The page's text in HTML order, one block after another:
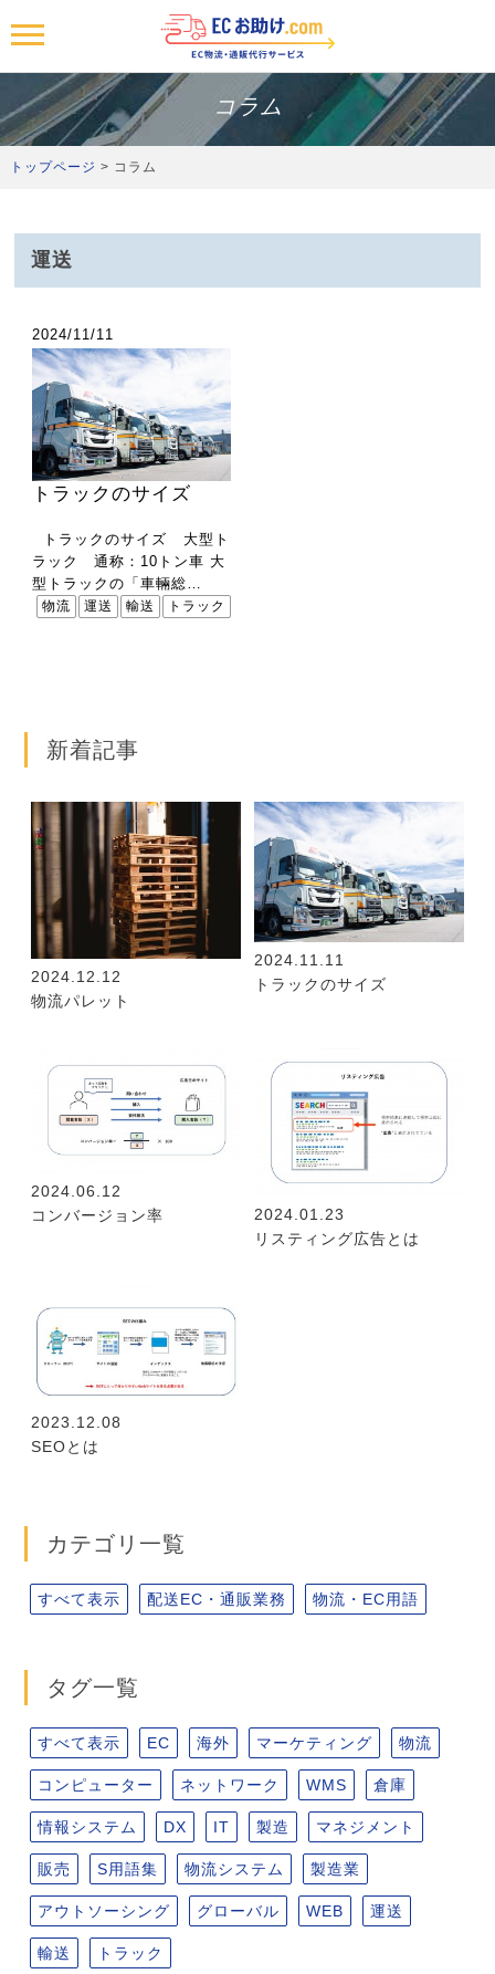
トップ
わたしたちの強み
拠点一覧
ご利用までの流れ
お取引き事例・お客様の声
お問い合わせ
資料請求
運営会社
プライバシーポリシー
コラム
トップページ > コラム
運送
2024/11/11
トラックのサイズ
トラックのサイズ 大型ト
ラック 通称：10トン車 大
型トラックの「車輛総…
物流 運送 輸送 トラック
新着記事
2024.12.12
物流パレット
2024.11.11
トラックのサイズ
2024.06.12
コンバージョン率
2024.01.23
リスティング広告とは
2023.12.08
SEOとは
カテゴリ一覧
すべて表示 配送EC・通販業務 物流・EC用語
タグ一覧
すべて表示 EC 海外 マーケティング 物流
コンピューター ネットワーク WMS 倉庫
情報システム DX IT 製造 マネジメント
販売 S用語集 物流システム 製造業
アウトソーシング グローバル WEB 運送
輸送 トラック